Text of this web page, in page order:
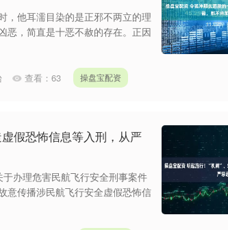
，他耳濡目染的是正邪不两立的理
恶，简直是十恶不赦的存在。正因
查看： 63 操盘宝配资
假恐怖信息等入刑，从严
办理危害民航飞行安全刑事案件
意传播涉民航飞行安全虚假恐怖信